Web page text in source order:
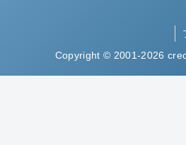
Copyright © 2001-2026